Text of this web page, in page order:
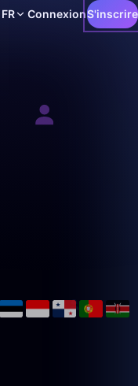
FR ConnexionS'inscrire